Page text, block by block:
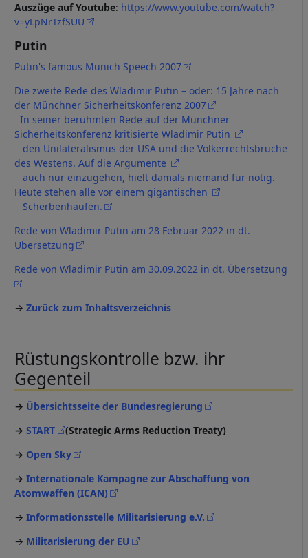
Auszüge auf Youtube: https://www.youtube.com/watch?
v=yLpNrTzfSUU
Putin
Putin's famous Munich Speech 2007
Die zweite Rede des Wladimir Putin – oder: 15 Jahre nach
der Münchner Sicherheitskonferenz 2007
In seiner berühmten Rede auf der Münchner
Sicherheitskonferenz kritisierte Wladimir Putin
den Unilateralismus der USA und die Völkerrechtsbrüche
des Westens. Auf die Argumente
auch nur einzugehen, hielt damals niemand für nötig.
Heute stehen alle vor einem gigantischen
Scherbenhaufen.
Rede von Wladimir Putin am 28 Februar 2022 in dt.
Übersetzung
Rede von Wladimir Putin am 30.09.2022 in dt. Übersetzung
→ Zurück zum Inhaltsverzeichnis
Rüstungskontrolle bzw. ihr
Gegenteil
→ Übersichtsseite der Bundesregierung
→ START
(Strategic Arms Reduction Treaty)
→ Open Sky
→ Internationale Kampagne zur Abschaffung von
Atomwaffen (ICAN)
→ Informationsstelle Militarisierung e.V.
→ Militarisierung der EU